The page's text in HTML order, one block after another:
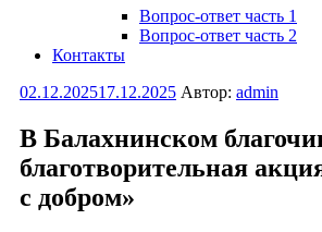
Вопрос-ответ часть 1
Вопрос-ответ часть 2
Контакты
Опубликовано
02.12.202517.12.2025 Автор: admin
В Балахнинском
благотворительная
с добром»